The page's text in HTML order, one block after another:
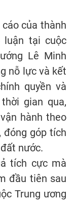
của thành
luận tại cuộc
Lê Minh
nỗ lực và kết
quyền và
gian qua,
hành theo
đóng góp tích
nước.
tích cực mà
đầu tiên sau
Trung ương